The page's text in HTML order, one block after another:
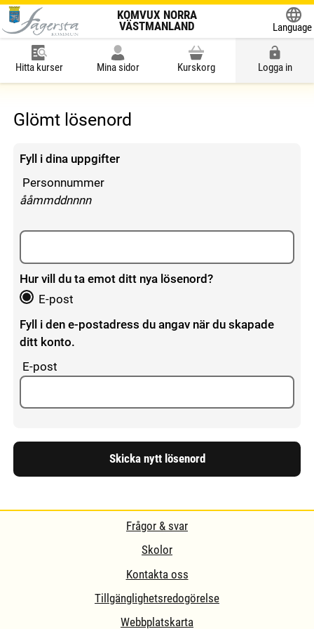
KOMVUX NORRA
VÄSTMANLAND
Language
Hitta kurser Mina sidor Kurskorg Logga in
Glömt lösenord
Fyll i dina uppgifter
Personnummer
enligt följande mönster:
ååmmddnnnn
Hur vill du ta emot ditt nya lösenord?
E-post
Fyll i den e-postadress du angav när du skapade
ditt konto.
E-post
Frågor & svar
Skolor
Kontakta oss
Tillgänglighetsredogörelse
Webbplatskarta